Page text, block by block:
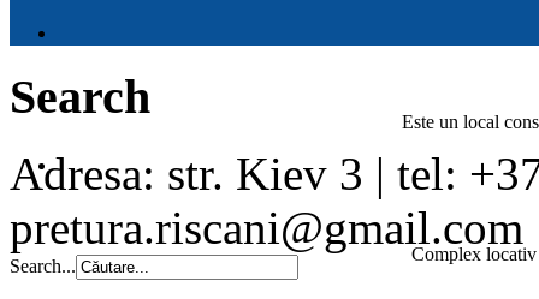
Este un local
Complex
Search
Adresa: str. Kiev 3 | tel:
pretura.riscani@gmail.com
Search...